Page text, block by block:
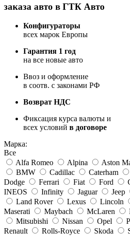
заказа авто в ГТК Авто
Конфигураторы
всех марок Европы
Гарантия 1 год
на все новые авто
Ввоз и оформление
в соотв. с законами РФ
Возврат НДС
Фиксация курса валюты и
всех условий в договоре
Марка:
Все
Alfa Romeo
Alpina Aston
BMW
Cadillac Caterham
Dodge
Ferrari Fiat Ford
INEOS
Infinity Jaguar Jeep
Land Rover
Lexus Lincoln
Maserati
Maybach McLaren
Mitsubishi
Nissan Opel
Renault
Rolls-Royce Skoda